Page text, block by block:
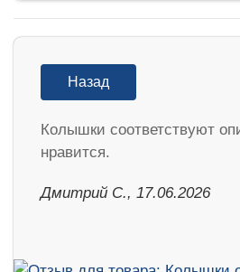
Назад
Колышки соответствуют
нравится.
Дмитрий С., 17.06.2026